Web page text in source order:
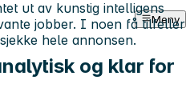
Meny
og klar for
ut av kunstig intelligens
jobber. I noen få tilfeller
hele annonsen.